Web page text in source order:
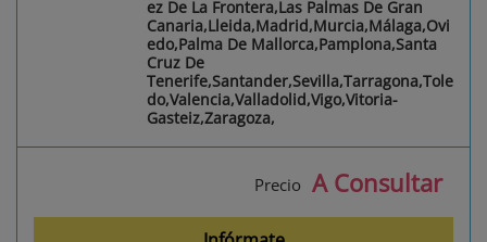
ez De La Frontera,Las Palmas De Gran
Canaria,Lleida,Madrid,Murcia,Málaga,Ovi
edo,Palma De Mallorca,Pamplona,Santa
Cruz De
Tenerife,Santander,Sevilla,Tarragona,Tole
do,Valencia,Valladolid,Vigo,Vitoria-
Gasteiz,Zaragoza,
Precio A Consultar